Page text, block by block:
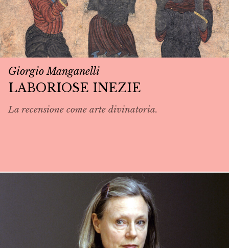
Giorgio Manganelli
LABORIOSE INEZIE
La recensione come arte divinatoria.